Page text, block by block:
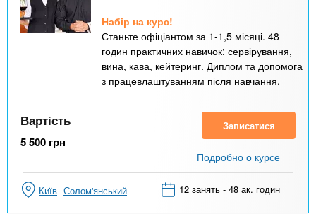
Набір на курс!
Станьте офіціантом за 1-1,5 місяці. 48
годин практичних навичок: сервірування,
вина, кава, кейтеринг. Диплом та допомога
з працевлаштуванням після навчання.
Вартість
5 500 грн
Записатися
Подробно о курсе
Київ Солом'янський 12 занять - 48 ак. годин